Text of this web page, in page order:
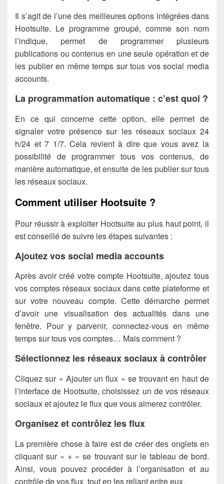
Il s’agit de l’une des meilleures options intégrées dans
Hootsuite. Le programme groupé, comme son nom
l’indique, permet de programmer plusieurs
publications ou contenus en une seule opération et de
les publier en même temps sur tous vos social media
accounts.
La programmation automatique : c’est quoi ?
En ce qui concerne cette option, elle permet de
signaler votre présence sur les réseaux sociaux 24
h/24 et 7 1/7. Cela revient à dire que vous avez la
possibilité de programmer tous vos contenus, de
manière automatique, et ensuite de les publier sur tous
les réseaux sociaux.
Comment utiliser Hootsuite ?
Pour réussir à exploiter Hootsuite au plus haut point, il
est conseillé de suivre les étapes suivantes :
Ajoutez vos social media accounts
Après avoir créé votre compte Hootsuite, ajoutez tous
vos comptes réseaux sociaux dans cette plateforme et
sur votre nouveau compte. Cette démarche permet
d’avoir une visualisation des actualités dans une
fenêtre. Pour y parvenir, connectez-vous en même
temps sur tous vos comptes… Mais comment ?
Sélectionnez les réseaux sociaux à contrôler
Cliquez sur « Ajouter un flux » se trouvant en haut de
l’interface de Hootsuite, choisissez un de vos réseaux
sociaux et ajoutez le flux que vous aimerez contrôler.
Organisez et contrôlez les flux
La première chose à faire est de créer des onglets en
cliquant sur « + » se trouvant sur le tableau de bord.
Ainsi, vous pouvez procéder à l’organisation et au
contrôle de vos flux, tout en les reliant entre eux.